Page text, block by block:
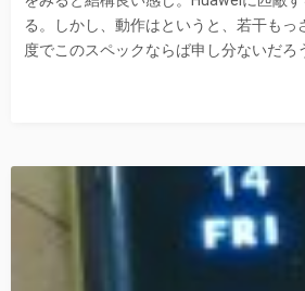
る。しかし、動作はというと、若干もっ
度でこのスペックならば申し分ないだろ